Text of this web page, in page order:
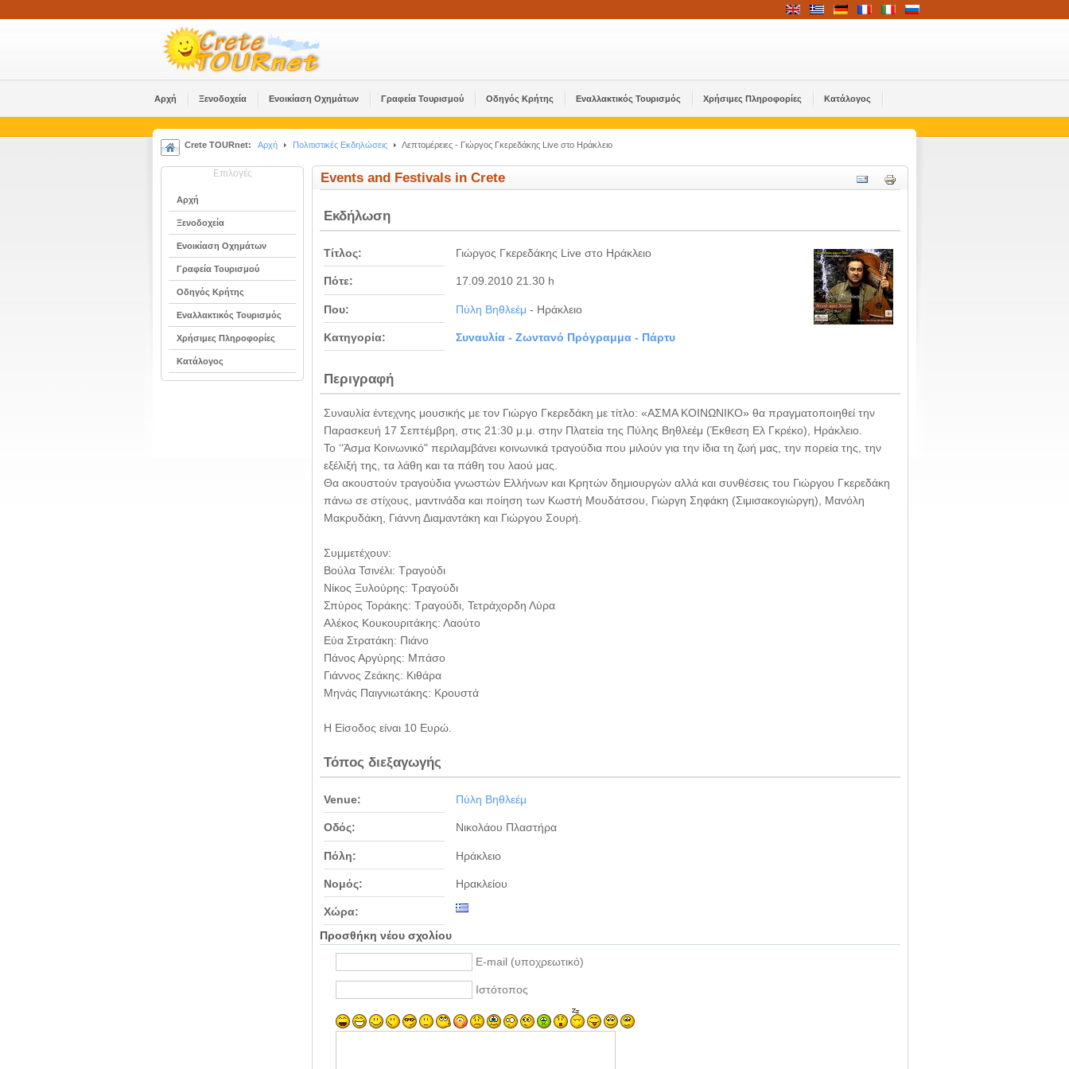
Αρχή Ξενοδοχεία Ενοικίαση Οχημάτων Γραφεία Τουρισμού Οδηγός Κρήτης Εναλλακτικός Τουρισμός Χρήσιμες Πληροφορίες Κατάλογος
Crete TOURnet: Αρχή Πολιτιστικές Εκδηλώσεις Λεπτομέρειες - Γιώργος Γκερεδάκης Live στο Ηράκλειο
Επιλογές
Αρχή
Ξενοδοχεία
Ενοικίαση Οχημάτων
Γραφεία Τουρισμού
Οδηγός Κρήτης
Εναλλακτικός Τουρισμός
Χρήσιμες Πληροφορίες
Κατάλογος
Events and Festivals in Crete
Εκδήλωση
Τίτλος: Γιώργος Γκερεδάκης Live στο Ηράκλειο
Πότε: 17.09.2010 21.30 h
Που: Πύλη Βηθλεέμ - Ηράκλειο
Κατηγορία: Συναυλία - Ζωντανό Πρόγραμμα - Πάρτυ
Περιγραφή
Συναυλία έντεχνης μουσικής με τον Γιώργο Γκερεδάκη με τίτλο: «ΑΣΜΑ ΚΟΙΝΩΝΙΚΟ» θα πραγματοποιηθεί την
Παρασκευή 17 Σεπτέμβρη, στις 21:30 μ.μ. στην Πλατεία της Πύλης Βηθλεέμ (Έκθεση Ελ Γκρέκο), Ηράκλειο.
Το ‘‘Άσμα Κοινωνικό" περιλαμβάνει κοινωνικά τραγούδια που μιλούν για την ίδια τη ζωή μας, την πορεία της, την
εξέλιξή της, τα λάθη και τα πάθη του λαού μας.
Θα ακουστούν τραγούδια γνωστών Ελλήνων και Κρητών δημιουργών αλλά και συνθέσεις του Γιώργου Γκερεδάκη
πάνω σε στίχους, μαντινάδα και ποίηση των Κωστή Μουδάτσου, Γιώργη Σηφάκη (Σιμισακογιώργη), Μανόλη
Μακρυδάκη, Γιάννη Διαμαντάκη και Γιώργου Σουρή.
Συμμετέχουν:
Βούλα Τσινέλι: Tραγούδι
Νίκος Ξυλούρης: Τραγούδι
Σπύρος Τοράκης: Tραγούδι, Τετράχορδη Λύρα
Αλέκος Κουκουριτάκης: Λαούτο
Εύα Στρατάκη: Πιάνο
Πάνος Αργύρης: Μπάσο
Γιάννος Ζεάκης: Κιθάρα
Μηνάς Παιγνιωτάκης: Κρουστά
Η Είσοδος είναι 10 Ευρώ.
Τόπος διεξαγωγής
Venue: Πύλη Βηθλεέμ
Οδός: Νικολάου Πλαστήρα
Πόλη: Ηράκλειο
Νομός: Ηρακλείου
Χώρα:
Προσθήκη νέου σχολίου
E-mail (υποχρεωτικό)
Ιστότοπος